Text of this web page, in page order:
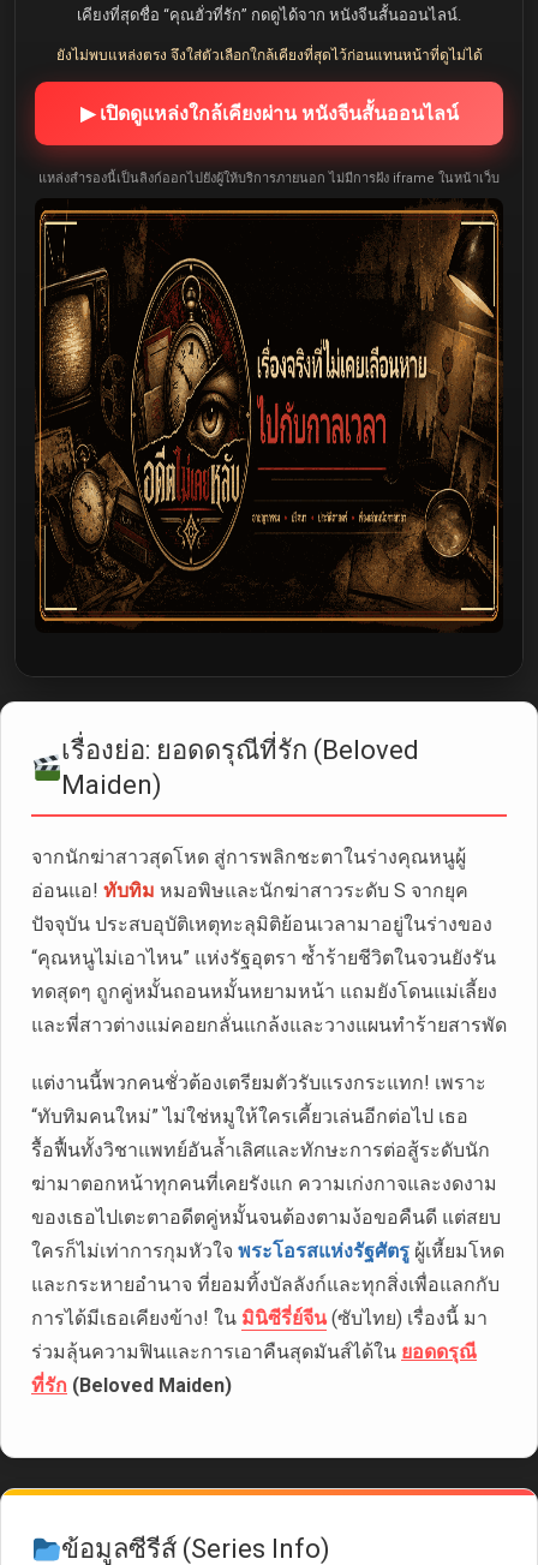
เคียงที่สุดชื่อ “คุณฮั่วที่รัก” กดดูได้จาก หนังจีนสั้นออนไลน์.
ยังไม่พบแหล่งตรง จึงใส่ตัวเลือกใกล้เคียงที่สุดไว้ก่อนแทนหน้าที่ดูไม่ได้
▶ เปิดดูแหล่งใกล้เคียงผ่าน หนังจีนสั้นออนไลน์
แหล่งสำรองนี้เป็นลิงก์ออกไปยังผู้ให้บริการภายนอก ไม่มีการฝัง iframe ในหน้าเว็บ
เรื่องย่อ: ยอดดรุณีที่รัก (Beloved
Maiden)
จากนักฆ่าสาวสุดโหด สู่การพลิกชะตาในร่างคุณหนูผู้
อ่อนแอ! ทับทิม หมอพิษและนักฆ่าสาวระดับ S จากยุค
ปัจจุบัน ประสบอุบัติเหตุทะลุมิติย้อนเวลามาอยู่ในร่างของ
“คุณหนูไม่เอาไหน” แห่งรัฐอุตรา ซ้ำร้ายชีวิตในจวนยังรัน
ทดสุดๆ ถูกคู่หมั้นถอนหมั้นหยามหน้า แถมยังโดนแม่เลี้ยง
และพี่สาวต่างแม่คอยกลั่นแกล้งและวางแผนทำร้ายสารพัด
แต่งานนี้พวกคนชั่วต้องเตรียมตัวรับแรงกระแทก! เพราะ
“ทับทิมคนใหม่” ไม่ใช่หมูให้ใครเคี้ยวเล่นอีกต่อไป เธอ
รื้อฟื้นทั้งวิชาแพทย์อันล้ำเลิศและทักษะการต่อสู้ระดับนัก
ฆ่ามาตอกหน้าทุกคนที่เคยรังแก ความเก่งกาจและงดงาม
ของเธอไปเตะตาอดีตคู่หมั้นจนต้องตามง้อขอคืนดี แต่สยบ
ใครก็ไม่เท่าการกุมหัวใจ พระโอรสแห่งรัฐศัตรู ผู้เหี้ยมโหด
และกระหายอำนาจ ที่ยอมทิ้งบัลลังก์และทุกสิ่งเพื่อแลกกับ
การได้มีเธอเคียงข้าง! ใน มินิซีรี่ย์จีน(ซับไทย) เรื่องนี้ มา
ร่วมลุ้นความฟินและการเอาคืนสุดมันส์ได้ใน ยอดดรุณี
ที่รัก (Beloved Maiden)
ข้อมูลซีรีส์ (Series Info)